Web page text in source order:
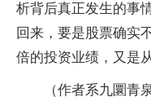
析背后真正发生的事
回来，要是股票确实
倍的投资业绩，又是
（作者系九圜青